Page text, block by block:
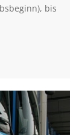
bis